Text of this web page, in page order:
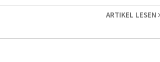
ARTIKEL LESEN